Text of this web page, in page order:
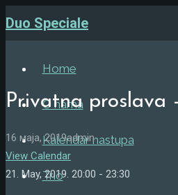
Duo Speciale
Home
O nama
Kalendar nastupa
Trio
Privatna proslava
16 маја, 2019admin
View Calendar
21. May, 2019. 20:00 - 23:30